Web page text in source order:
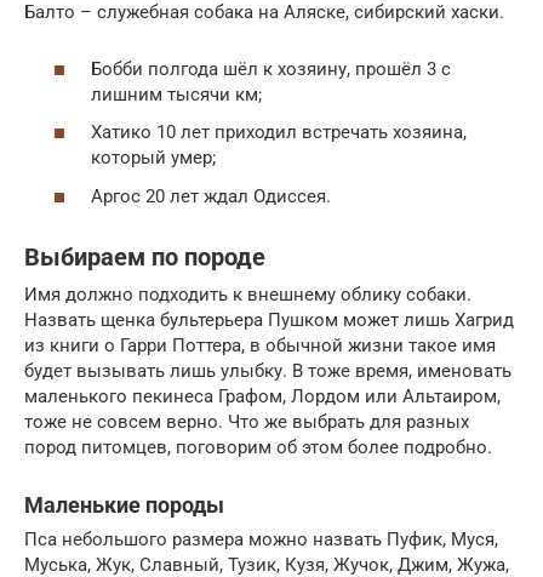
Балто – служебная собака на Аляске, сибирский хаски.
Бобби полгода шёл к хозяину, прошёл 3 с
лишним тысячи км;
Хатико 10 лет приходил встречать хозяина,
который умер;
Аргос 20 лет ждал Одиссея.
Выбираем по породе
Имя должно подходить к внешнему облику собаки.
Назвать щенка бультерьера Пушком может лишь Хагрид
из книги о Гарри Поттера, в обычной жизни такое имя
будет вызывать лишь улыбку. В тоже время, именовать
маленького пекинеса Графом, Лордом или Альтаиром,
тоже не совсем верно. Что же выбрать для разных
пород питомцев, поговорим об этом более подробно.
Маленькие породы
Пса небольшого размера можно назвать Пуфик, Муся,
Муська, Жук, Славный, Тузик, Кузя, Жучок, Джим, Жужа,